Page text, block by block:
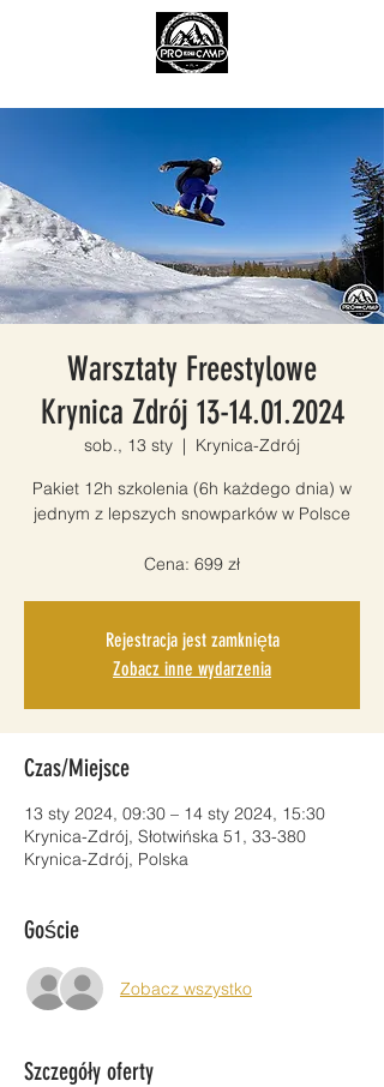
Warsztaty Freestylowe
Krynica Zdrój 13-14.01.2024
sob., 13 sty
  |
Krynica-Zdrój
Pakiet 12h szkolenia (6h każdego dnia) w
jednym z lepszych snowparków w Polsce
Cena: 699 zł
Rejestracja jest zamknięta
Zobacz inne wydarzenia
Czas/Miejsce
13 sty 2024, 09:30 – 14 sty 2024, 15:30
Krynica-Zdrój, Słotwińska 51, 33-380
Krynica-Zdrój, Polska
Goście
Zobacz wszystko
Szczegóły oferty